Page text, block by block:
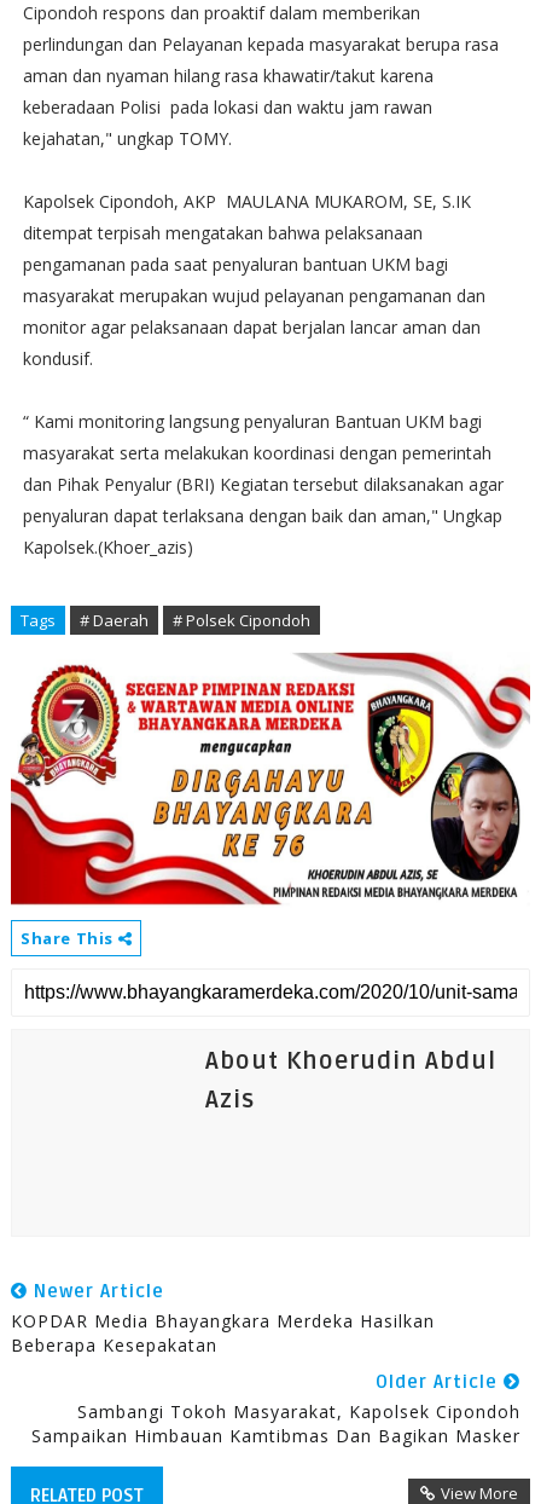
Cipondoh respons dan proaktif dalam memberikan
perlindungan dan Pelayanan kepada masyarakat berupa rasa
aman dan nyaman hilang rasa khawatir/takut karena
keberadaan Polisi pada lokasi dan waktu jam rawan
kejahatan," ungkap TOMY.
Kapolsek Cipondoh, AKP MAULANA MUKAROM, SE, S.IK
ditempat terpisah mengatakan bahwa pelaksanaan
pengamanan pada saat penyaluran bantuan UKM bagi
masyarakat merupakan wujud pelayanan pengamanan dan
monitor agar pelaksanaan dapat berjalan lancar aman dan
kondusif.
“ Kami monitoring langsung penyaluran Bantuan UKM bagi
masyarakat serta melakukan koordinasi dengan pemerintah
dan Pihak Penyalur (BRI) Kegiatan tersebut dilaksanakan agar
penyaluran dapat terlaksana dengan baik dan aman," Ungkap
Kapolsek.(Khoer_azis)
Tags # Daerah # Polsek Cipondoh
Share This
About Khoerudin Abdul
Azis
Newer Article
KOPDAR Media Bhayangkara Merdeka Hasilkan
Beberapa Kesepakatan
Older Article
Sambangi Tokoh Masyarakat, Kapolsek Cipondoh
Sampaikan Himbauan Kamtibmas Dan Bagikan Masker
RELATED POST View More